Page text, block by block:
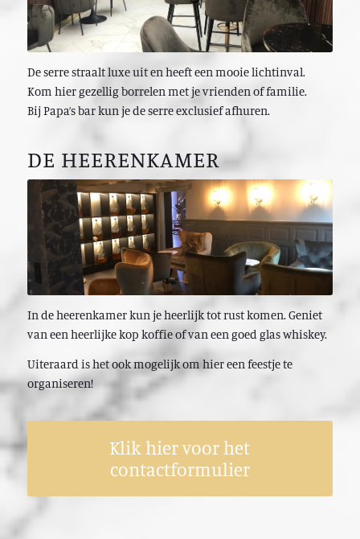
De serre straalt luxe uit en heeft een mooie lichtinval.
Kom hier gezellig borrelen met je vrienden of familie.
Bij Papa’s bar kun je de serre exclusief afhuren.
DE HEERENKAMER
In de heerenkamer kun je heerlijk tot rust komen. Geniet
van een heerlijke kop koffie of van een goed glas whiskey.
Uiteraard is het ook mogelijk om hier een feestje te
organiseren!
Klik hier voor het
contactformulier